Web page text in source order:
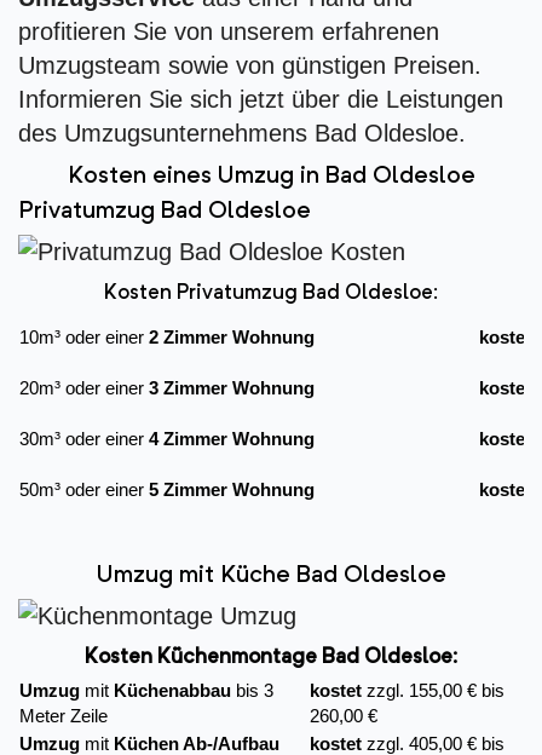
profitieren Sie von unserem erfahrenen
Umzugsteam sowie von günstigen Preisen.
Informieren Sie sich jetzt über die Leistungen
des Umzugsunternehmens Bad Oldesloe.
Kosten eines Umzug in Bad Oldesloe
Privatumzug Bad Oldesloe
Kosten Privatumzug Bad Oldesloe:
10m³ oder einer 2 Zimmer Wohnung kostet
20m³ oder einer 3 Zimmer Wohnung kostet
30m³ oder einer 4 Zimmer Wohnung kostet
50m³ oder einer 5 Zimmer Wohnung kostet
Umzug mit Küche Bad Oldesloe
Kosten Küchenmontage Bad Oldesloe:
Umzug mit Küchenabbau bis 3
Meter Zeile
kostet zzgl. 155,00 € bis
260,00 €
Umzug mit Küchen Ab-/Aufbau
kostet zzgl. 405,00 € bis